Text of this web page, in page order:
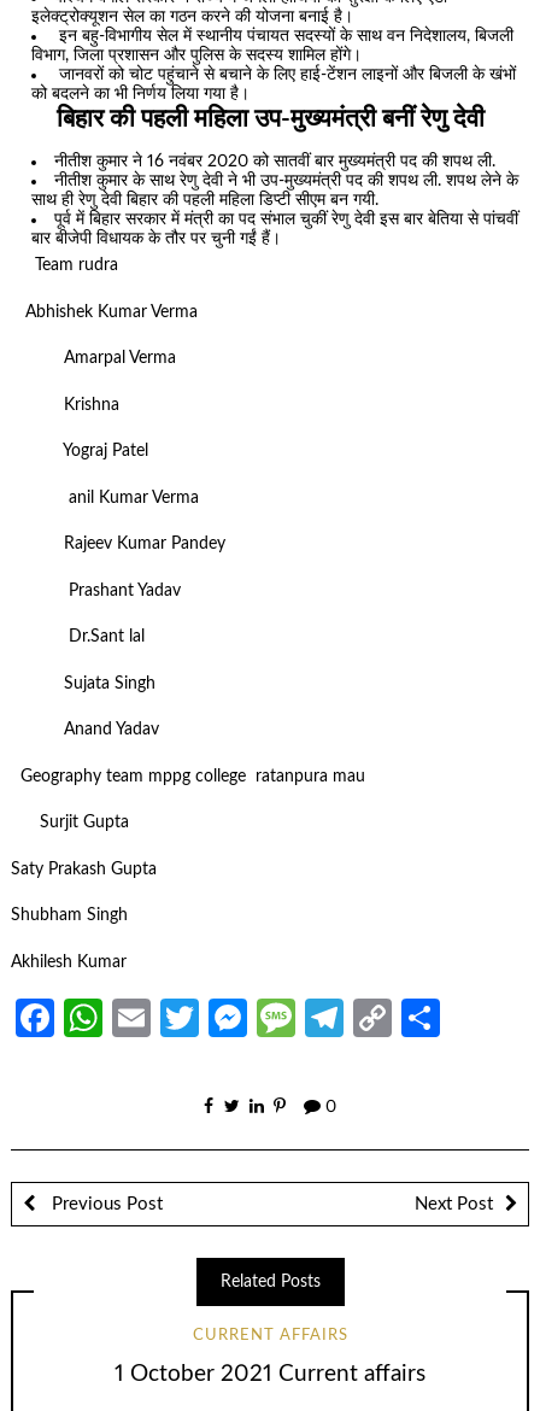
इलेक्ट्रोक्यूशन सेल का गठन करने की योजना बनाई है।
इन बहु-विभागीय सेल में स्थानीय पंचायत सदस्यों के साथ वन निदेशालय, बिजली
विभाग, जिला प्रशासन और पुलिस के सदस्य शामिल होंगे।
जानवरों को चोट पहुंचाने से बचाने के लिए हाई-टेंशन लाइनों और बिजली के खंभों
को बदलने का भी निर्णय लिया गया है।
बिहार की पहली महिला उप-मुख्यमंत्री बनीं रेणु देवी
नीतीश कुमार ने 16 नवंबर 2020 को सातवीं बार मुख्यमंत्री पद की शपथ ली.
नीतीश कुमार के साथ रेणु देवी ने भी उप-मुख्यमंत्री पद की शपथ ली. शपथ लेने के
साथ ही रेणु देवी बिहार की पहली महिला डिप्टी सीएम बन गयी.
पूर्व में बिहार सरकार में मंत्री का पद संभाल चुकीं रेणु देवी इस बार बेतिया से पांचवीं
बार बीजेपी विधायक के तौर पर चुनी गईं हैं।
Team rudra
Abhishek Kumar Verma
Amarpal Verma
Krishna
Yograj Patel
anil Kumar Verma
Rajeev Kumar Pandey
Prashant Yadav
Dr.Sant lal
Sujata Singh
Anand Yadav
Geography team mppg college ratanpura mau
Surjit Gupta
Saty Prakash Gupta
Shubham Singh
Akhilesh Kumar
Facebook
WhatsApp
EmailTwitter
Messenger
Message
Telegram
Copy
0
Previous Post Next Post
Related Posts
CURRENT AFFAIRS
1 October 2021 Current affairs